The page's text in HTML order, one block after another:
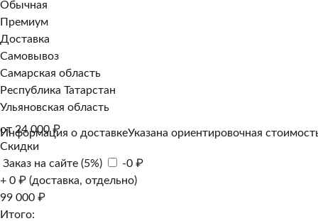
Обычная
Премиум
Доставка
Самовывоз
Самарская область
Республика Татарстан
Ульяновская область
Информация о доставкеУказана ориентировочная
от 24 000 ₽
Скидки
Заказ на сайте (5%)
-0 ₽
+ 0 ₽ (доставка, отдельно)
99 000 ₽
Итого: